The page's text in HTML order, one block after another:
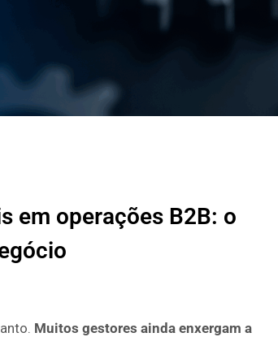
em operações B2B: o
Muitos gestores ainda enxergam a